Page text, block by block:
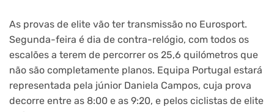
As provas de elite vão ter transmissão no Eurosport.
Segunda-feira é dia de contra-relógio, com todos os
escalões a terem de percorrer os 25,6 quilómetros que
não são completamente planos. Equipa Portugal estará
representada pela júnior Daniela Campos, cuja prova
decorre entre as 8:00 e as 9:20, e pelos ciclistas de elite